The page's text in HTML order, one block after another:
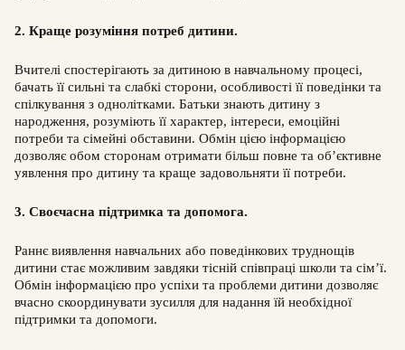
2. Краще розуміння потреб дитини.
Вчителі спостерігають за дитиною в навчальному процесі,
бачать її сильні та слабкі сторони, особливості її поведінки та
спілкування з однолітками. Батьки знають дитину з
народження, розуміють її характер, інтереси, емоційні
потреби та сімейні обставини. Обмін цією інформацією
дозволяє обом сторонам отримати більш повне та об’єктивне
уявлення про дитину та краще задовольняти її потреби.
3. Своєчасна підтримка та допомога.
Раннє виявлення навчальних або поведінкових труднощів
дитини стає можливим завдяки тісній співпраці школи та сім’ї.
Обмін інформацією про успіхи та проблеми дитини дозволяє
вчасно скоординувати зусилля для надання їй необхідної
підтримки та допомоги.